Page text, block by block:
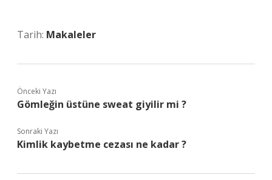
Tarih: Makaleler
Önceki Yazı
Gömleğin üstüne sweat giyilir mi ?
Sonraki Yazı
Kimlik kaybetme cezası ne kadar ?